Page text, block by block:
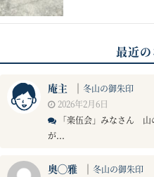
最近
庵主 ｜ 冬山の御朱印
2026年2月6日
「楽伍会」みなさん 山
が...
奥◯雅 ｜ 冬山の御朱印